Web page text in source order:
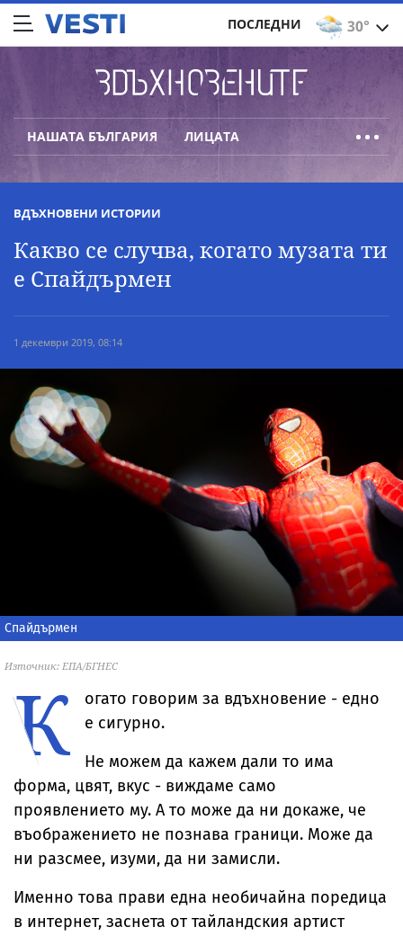
НАШАТА БЪЛГАРИЯ ЛИЦАТА
30°
ПОСЛЕДНИ
ВДЪХНОВЕНИ ИСТОРИИ
Какво се случва, когато музата ти
е Спайдърмен
1 декември 2019, 08:14
Спайдърмен
Източник: ЕПА/БГНЕС
К
огато говорим за вдъхновение - едно
е сигурно.
Не можем да кажем дали то има
форма, цвят, вкус - виждаме само
проявлението му. А то може да ни докаже, че
въображението не познава граници. Може да
ни разсмее, изуми, да ни замисли.
Именно това прави една необичайна поредица
в интернет, заснета от тайландския артист